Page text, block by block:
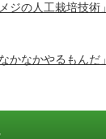
ジの人工栽培技術」
かなかやるもんだ」